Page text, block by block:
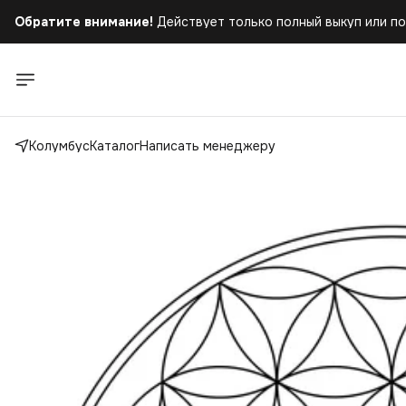
Обратите внимание! Действует только полный выкуп или
КолумбусКаталогНаписать менеджеру